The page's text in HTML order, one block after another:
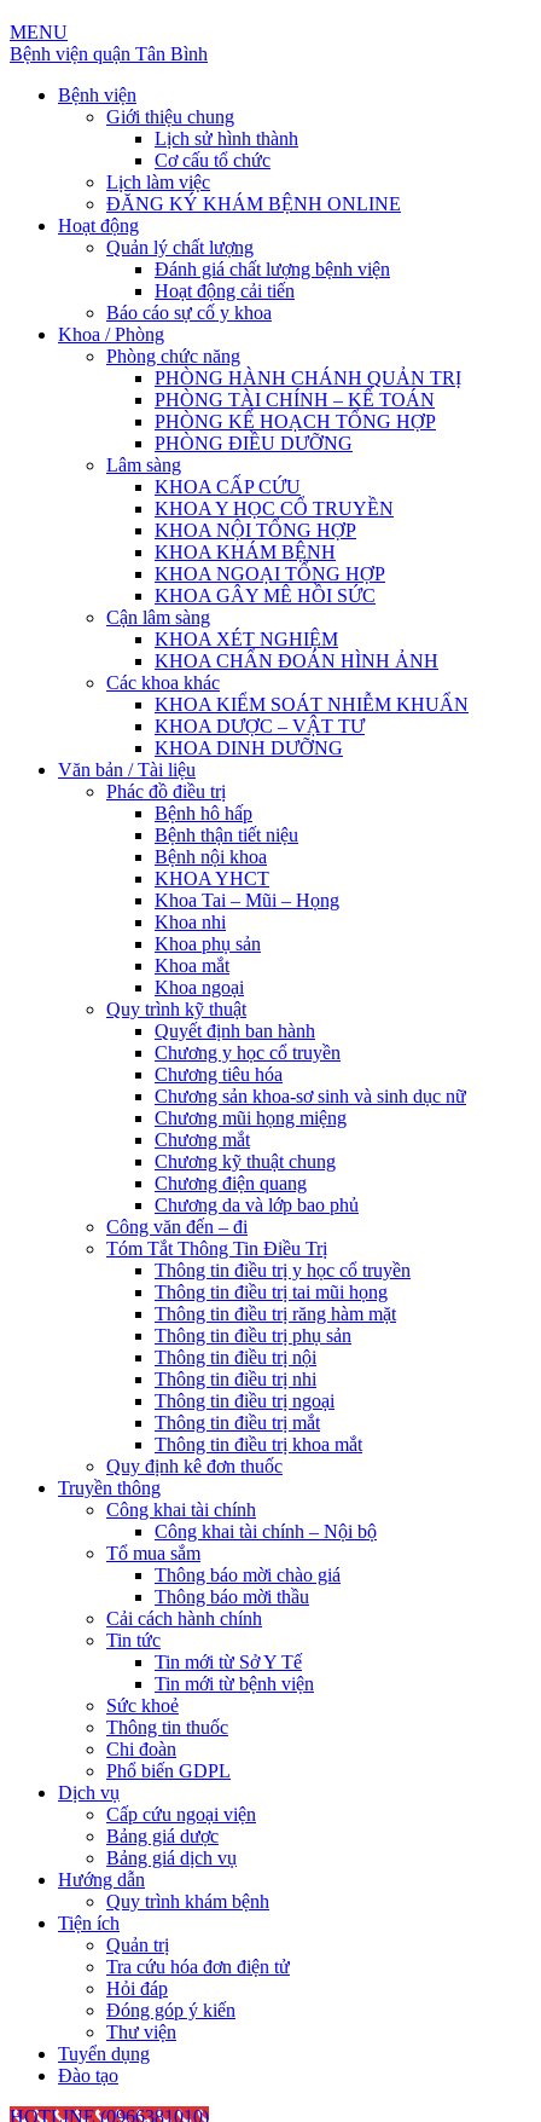
MENU
Bệnh viện quận Tân Bình
Bệnh viện
Giới thiệu chung
Lịch sử hình thành
Cơ cấu tổ chức
Lịch làm việc
ĐĂNG KÝ KHÁM BỆNH ONLINE
Hoạt động
Quản lý chất lượng
Đánh giá chất lượng bệnh viện
Hoạt động cải tiến
Báo cáo sự cố y khoa
Khoa / Phòng
Phòng chức năng
PHÒNG HÀNH CHÁNH QUẢN TRỊ
PHÒNG TÀI CHÍNH – KẾ TOÁN
PHÒNG KẾ HOẠCH TỔNG HỢP
PHÒNG ĐIỀU DƯỠNG
Lâm sàng
KHOA CẤP CỨU
KHOA Y HỌC CỔ TRUYỀN
KHOA NỘI TỔNG HỢP
KHOA KHÁM BỆNH
KHOA NGOẠI TỔNG HỢP
KHOA GÂY MÊ HỒI SỨC
Cận lâm sàng
KHOA XÉT NGHIỆM
KHOA CHẨN ĐOÁN HÌNH ẢNH
Các khoa khác
KHOA KIỂM SOÁT NHIỄM KHUẨN
KHOA DƯỢC – VẬT TƯ
KHOA DINH DƯỠNG
Văn bản / Tài liệu
Phác đồ điều trị
Bệnh hô hấp
Bệnh thận tiết niệu
Bệnh nội khoa
KHOA YHCT
Khoa Tai – Mũi – Họng
Khoa nhi
Khoa phụ sản
Khoa mắt
Khoa ngoại
Quy trình kỹ thuật
Quyết định ban hành
Chương y học cổ truyền
Chương tiêu hóa
Chương sản khoa-sơ sinh và sinh dục nữ
Chương mũi họng miệng
Chương mắt
Chương kỹ thuật chung
Chương điện quang
Chương da và lớp bao phủ
Công văn đến – đi
Tóm Tắt Thông Tin Điều Trị
Thông tin điều trị y học cổ truyền
Thông tin điều trị tai mũi họng
Thông tin điều trị răng hàm mặt
Thông tin điều trị phụ sản
Thông tin điều trị nội
Thông tin điều trị nhi
Thông tin điều trị ngoại
Thông tin điều trị mắt
Thông tin điều trị khoa mắt
Quy định kê đơn thuốc
Truyền thông
Công khai tài chính
Công khai tài chính – Nội bộ
Tổ mua sắm
Thông báo mời chào giá
Thông báo mời thầu
Cải cách hành chính
Tin tức
Tin mới từ Sở Y Tế
Tin mới từ bệnh viện
Sức khoẻ
Thông tin thuốc
Chi đoàn
Phổ biến GDPL
Dịch vụ
Cấp cứu ngoại viện
Bảng giá dược
Bảng giá dịch vụ
Hướng dẫn
Quy trình khám bệnh
Tiện ích
Quản trị
Tra cứu hóa đơn điện tử
Hỏi đáp
Đóng góp ý kiến
Thư viện
Tuyển dụng
Đào tạo
HOTLINE (0966381010)